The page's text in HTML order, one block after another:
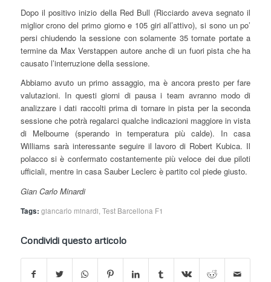
Dopo il positivo inizio della Red Bull (Ricciardo aveva segnato il
miglior crono del primo giorno e 105 giri all’attivo), si sono un po’
persi chiudendo la sessione con solamente 35 tornate portate a
termine da Max Verstappen autore anche di un fuori pista che ha
causato l’interruzione della sessione.
Abbiamo avuto un primo assaggio, ma è ancora presto per fare
valutazioni. In questi giorni di pausa i team avranno modo di
analizzare i dati raccolti prima di tornare in pista per la seconda
sessione che potrà regalarci qualche indicazioni maggiore in vista
di Melbourne (sperando in temperatura più calde). In casa
Williams sarà interessante seguire il lavoro di Robert Kubica. Il
polacco si è confermato costantemente più veloce dei due piloti
ufficiali, mentre in casa Sauber Leclerc è partito col piede giusto.
Gian Carlo Minardi
Tags: giancarlo minardi Test Barcellona F1
Condividi questo articolo